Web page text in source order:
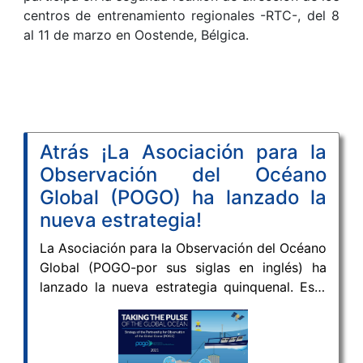
centros de entrenamiento regionales -RTC-, del 8
al 11 de marzo en Oostende, Bélgica.
Atrás ¡La Asociación para la
Observación del Océano
Global (POGO) ha lanzado la
nueva estrategia!
La Asociación para la Observación del Océano
Global (POGO-por sus siglas en inglés) ha
lanzado la nueva estrategia quinquenal. Este
documento estratégico se ha actualizado
teniendo en cuenta el contexto internacional
actual, incluido el Decenio de las Naciones